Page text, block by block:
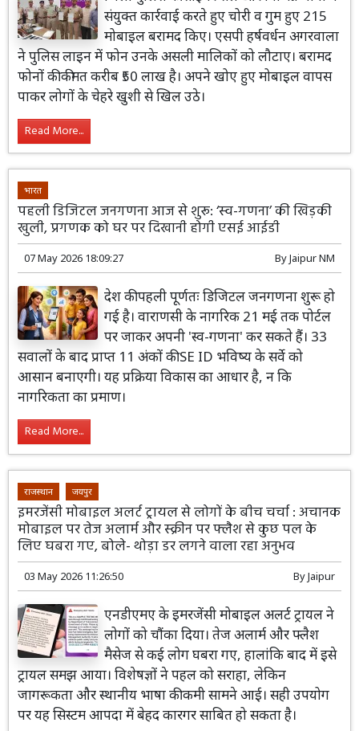
संयुक्त कार्रवाई करते हुए चोरी व गुम हुए 215
मोबाइल बरामद किए। एसपी हर्षवर्धन अगरवाला
ने पुलिस लाइन में फोन उनके असली मालिकों को लौटाए। बरामद
फोनों की कीमत करीब ₹50 लाख है। अपने खोए हुए मोबाइल वापस
पाकर लोगों के चेहरे खुशी से खिल उठे।
Read More...
भारत
पहली डिजिटल जनगणना आज से शुरू: ‘स्व-गणना’ की खिड़की
खुली, प्रगणक को घर पर दिखानी होगी एसई आईडी
07 May 2026 18:09:27 ByJaipur NM
देश की पहली पूर्णतः डिजिटल जनगणना शुरू हो
गई है। वाराणसी के नागरिक 21 मई तक पोर्टल
पर जाकर अपनी 'स्व-गणना' कर सकते हैं। 33
सवालों के बाद प्राप्त 11 अंकों की SE ID भविष्य के सर्वे को
आसान बनाएगी। यह प्रक्रिया विकास का आधार है, न कि
नागरिकता का प्रमाण।
Read More...
राजस्थान जयपुर
इमरजेंसी मोबाइल अलर्ट ट्रायल से लोगों के बीच चर्चा : अचानक
मोबाइल पर तेज अलार्म और स्क्रीन पर फ्लैश से कुछ पल के
लिए घबरा गए, बोले- थोड़ा डर लगने वाला रहा अनुभव
03 May 2026 11:26:50 ByJaipur
एनडीएमए के इमरजेंसी मोबाइल अलर्ट ट्रायल ने
लोगों को चौंका दिया। तेज अलार्म और फ्लैश
मैसेज से कई लोग घबरा गए, हालांकि बाद में इसे
ट्रायल समझ आया। विशेषज्ञों ने पहल को सराहा, लेकिन
जागरूकता और स्थानीय भाषा की कमी सामने आई। सही उपयोग
पर यह सिस्टम आपदा में बेहद कारगर साबित हो सकता है।